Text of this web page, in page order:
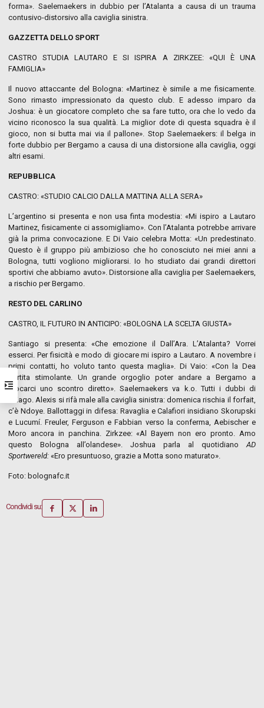
forma». Saelemaekers in dubbio per l’Atalanta a causa di un trauma
contusivo-distorsivo alla caviglia sinistra.
GAZZETTA DELLO SPORT
CASTRO STUDIA LAUTARO E SI ISPIRA A ZIRKZEE: «QUI È UNA
FAMIGLIA»
Il nuovo attaccante del Bologna: «Martinez è simile a me fisicamente.
Sono rimasto impressionato da questo club. E adesso imparo da
Joshua: è un giocatore completo che sa fare tutto, ora che lo vedo da
vicino riconosco la sua qualità. La miglior dote di questa squadra è il
gioco, non si butta mai via il pallone». Stop Saelemaekers: il belga in
forte dubbio per Bergamo a causa di una distorsione alla caviglia, oggi
altri esami.
REPUBBLICA
CASTRO: «STUDIO CALCIO DALLA MATTINA ALLA SERA»
L’argentino si presenta e non usa finta modestia: «Mi ispiro a Lautaro
Martinez, fisicamente ci assomigliamo». Con l’Atalanta potrebbe arrivare
già la prima convocazione. E Di Vaio celebra Motta: «Un predestinato.
Questo è il gruppo più ambizioso che ho conosciuto nei miei anni a
Bologna, tutti vogliono migliorarsi. Io ho studiato dai grandi direttori
sportivi che abbiamo avuto». Distorsione alla caviglia per Saelemaekers,
a rischio per Bergamo.
RESTO DEL CARLINO
CASTRO, IL FUTURO IN ANTICIPO: «BOLOGNA LA SCELTA GIUSTA»
Santiago si presenta: «Che emozione il Dall’Ara. L’Atalanta? Vorrei
esserci. Per fisicità e modo di giocare mi ispiro a Lautaro. A novembre i
primi contatti, ho voluto tanto questa maglia». Di Vaio: «Con la Dea
partita stimolante. Un grande orgoglio poter andare a Bergamo a
giocarci uno scontro diretto». Saelemaekers va k.o. Tutti i dubbi di
Thiago. Alexis si rifà male alla caviglia sinistra: domenica rischia il forfait,
c’è Ndoye. Ballottaggi in difesa: Ravaglia e Calafiori insidiano Skorupski
e Lucumí. Freuler, Ferguson e Fabbian verso la conferma, Aebischer e
Moro ancora in panchina. Zirkzee: «Al Bayern non ero pronto. Amo
questo Bologna all’olandese». Joshua parla al quotidiano AD
Sportwereld: «Ero presuntuoso, grazie a Motta sono maturato».
Foto: bolognafc.it
Condividi su: